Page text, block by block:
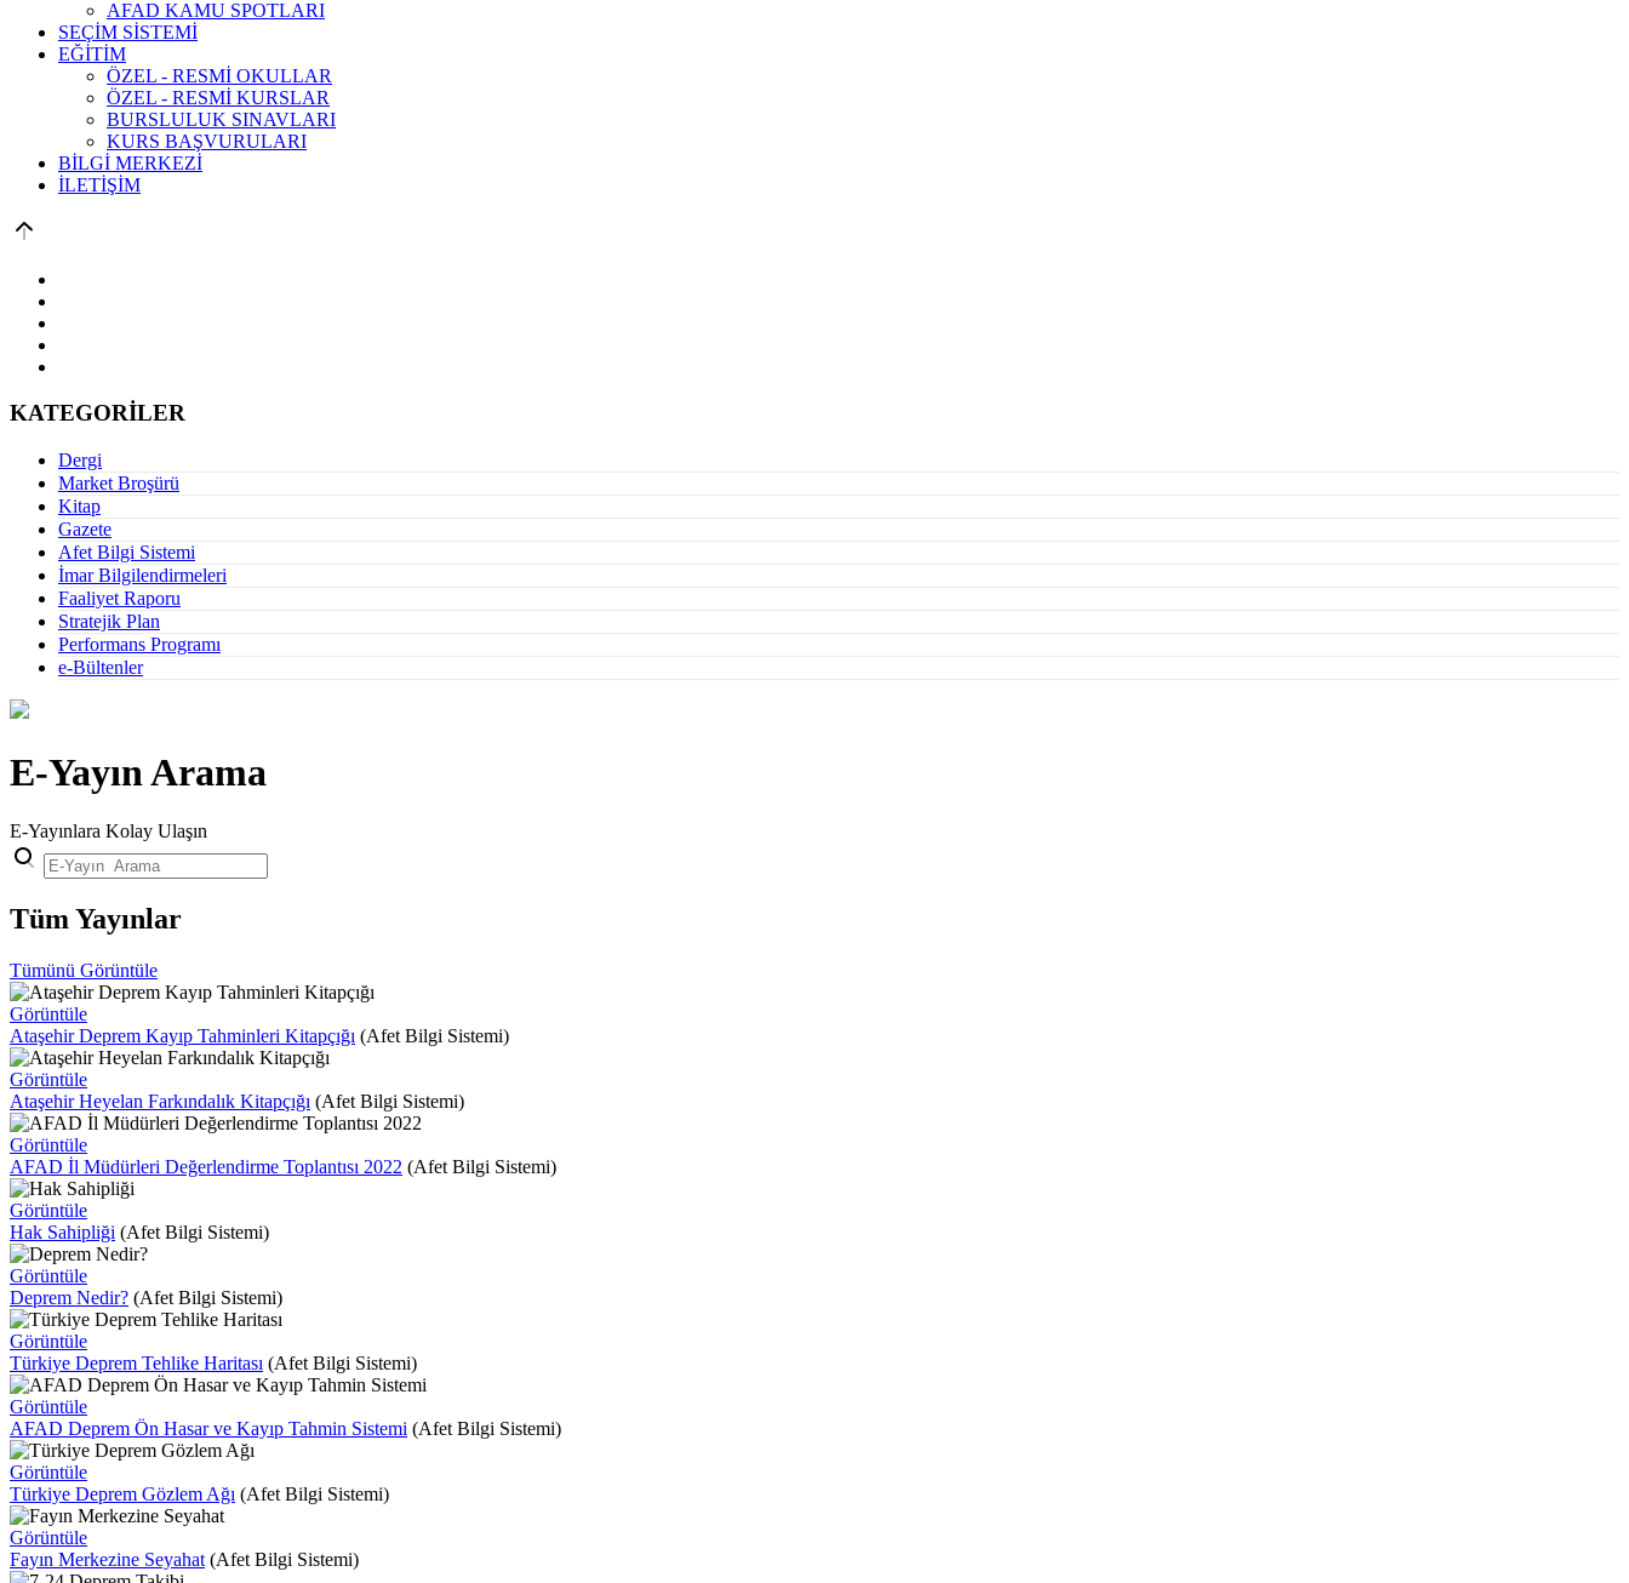
AFAD KAMU SPOTLARI
SEÇİM SİSTEMİ
EĞİTİM
ÖZEL - RESMİ OKULLAR
ÖZEL - RESMİ KURSLAR
BURSLULUK SINAVLARI
KURS BAŞVURULARI
BİLGİ MERKEZİ
İLETİŞİM
KATEGORİLER
Dergi
Market Broşürü
Kitap
Gazete
Afet Bilgi Sistemi
İmar Bilgilendirmeleri
Faaliyet Raporu
Stratejik Plan
Performans Programı
e-Bültenler
E-Yayın Arama
E-Yayınlara Kolay Ulaşın
Tüm Yayınlar
Tümünü Görüntüle
Görüntüle
Ataşehir Deprem Kayıp Tahminleri Kitapçığı (Afet Bilgi Sistemi)
Görüntüle
Ataşehir Heyelan Farkındalık Kitapçığı (Afet Bilgi Sistemi)
Görüntüle
AFAD İl Müdürleri Değerlendirme Toplantısı 2022 (Afet Bilgi Sistemi)
Görüntüle
Hak Sahipliği (Afet Bilgi Sistemi)
Görüntüle
Deprem Nedir? (Afet Bilgi Sistemi)
Görüntüle
Türkiye Deprem Tehlike Haritası (Afet Bilgi Sistemi)
Görüntüle
AFAD Deprem Ön Hasar ve Kayıp Tahmin Sistemi (Afet Bilgi Sistemi)
Görüntüle
Türkiye Deprem Gözlem Ağı (Afet Bilgi Sistemi)
Görüntüle
Fayın Merkezine Seyahat (Afet Bilgi Sistemi)